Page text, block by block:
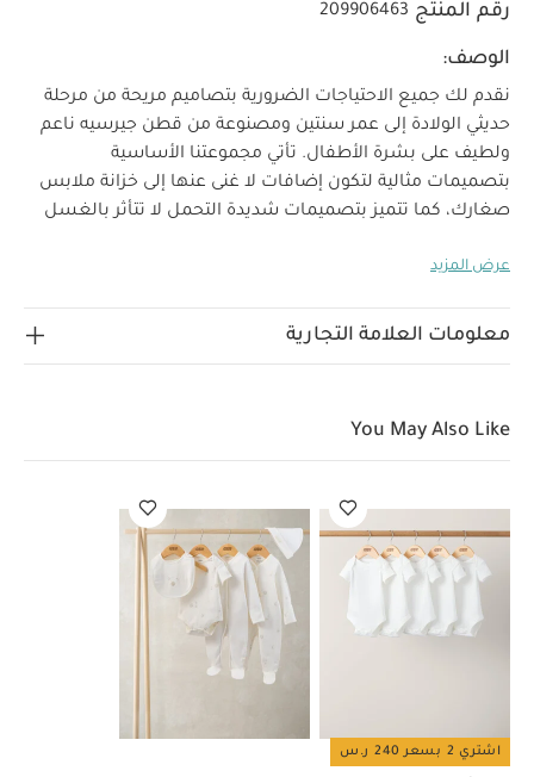
رقم المنتج 209906463
الوصف:
نقدم لك جميع الاحتياجات الضرورية بتصاميم مريحة من مرحلة
حديثي الولادة إلى عمر سنتين ومصنوعة من قطن جيرسيه ناعم
ولطيف على بشرة الأطفال. تأتي مجموعتنا الأساسية
بتصميمات مثالية لتكون إضافات لا غنى عنها إلى خزانة ملابس
صغارك، كما تتميز بتصميمات شديدة التحمل لا تتأثر بالغسل
اللباس القطعة الواحدة المصنوع من قطن ناعم بأكمام طويلة،
وكباسين خالية من النيكل لا تسبب تهيجًا لبشرة الطفل.
صنع من قطن جيرسيه لينعم أطفالكم
تعليمات العناية/الإرشادات:
غسل على درجة حرارة 40 درجة مئوية
ممنوع استخدام
المبيضات
تجفيف على درجة حرارة منخفضة
حرارة منخفضة
ممنوع التنظيف الجاف
الداكنة على حدة
كيّ على الجانب الداخلي
عرض المزيد
معلومات العلامة التجارية
You May Also Like
اشتري 2 بسعر 240 ر.س